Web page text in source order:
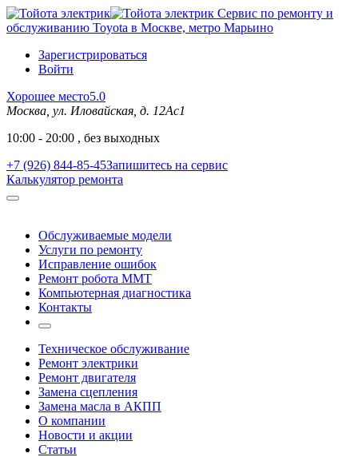
Сервис по ремонту и
обслуживанию Toyota в Москве, метро Марьино
Зарегистрироваться
Войти
Хорошее место5.0
Москва, ул. Иловайская, д. 12Ас1
10:00 - 20:00 , без выходных
+7 (926) 844-85-45Запишитесь на сервис
Калькулятор ремонта
Обслуживаемые модели
Услуги по ремонту
Исправление ошибок
Ремонт робота MMT
Компьютерная диагностика
Контакты
Техническое обслуживание
Ремонт электрики
Ремонт двигателя
Замена сцепления
Замена масла в АКПП
О компании
Новости и акции
Статьи